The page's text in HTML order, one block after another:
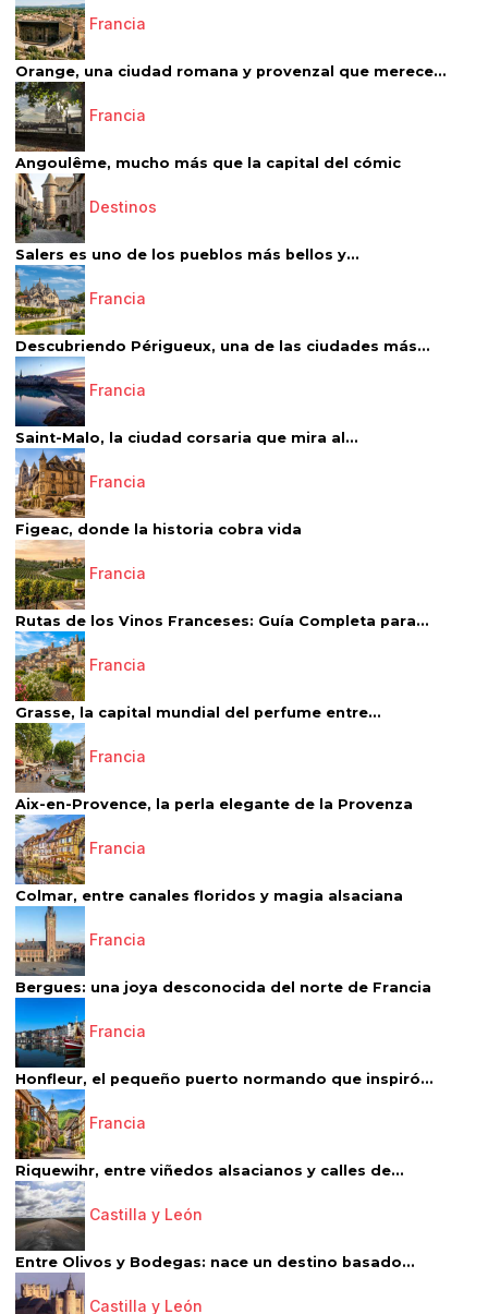
Francia
Orange, una ciudad romana y provenzal que merece...
Francia
Angoulême, mucho más que la capital del cómic
Destinos
Salers es uno de los pueblos más bellos y...
Francia
Descubriendo Périgueux, una de las ciudades más...
Francia
Saint-Malo, la ciudad corsaria que mira al...
Francia
Figeac, donde la historia cobra vida
Francia
Rutas de los Vinos Franceses: Guía Completa para...
Francia
Grasse, la capital mundial del perfume entre...
Francia
Aix-en-Provence, la perla elegante de la Provenza
Francia
Colmar, entre canales floridos y magia alsaciana
Francia
Bergues: una joya desconocida del norte de Francia
Francia
Honfleur, el pequeño puerto normando que inspiró...
Francia
Riquewihr, entre viñedos alsacianos y calles de...
Castilla y León
Entre Olivos y Bodegas: nace un destino basado...
Castilla y León